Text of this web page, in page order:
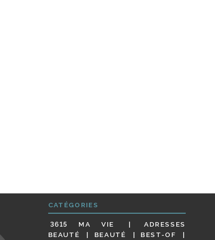
CATÉGORIES
3615 MA VIE
ADRESSES
BEAUTÉ
BEAUTÉ
BEST-OF